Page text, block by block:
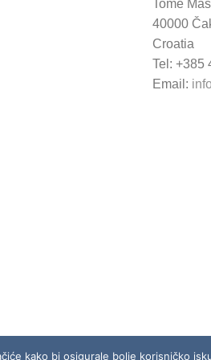
Tome
40000
Croatia
Tel: +385
Email:
kako bi osigurale bolje korisničko